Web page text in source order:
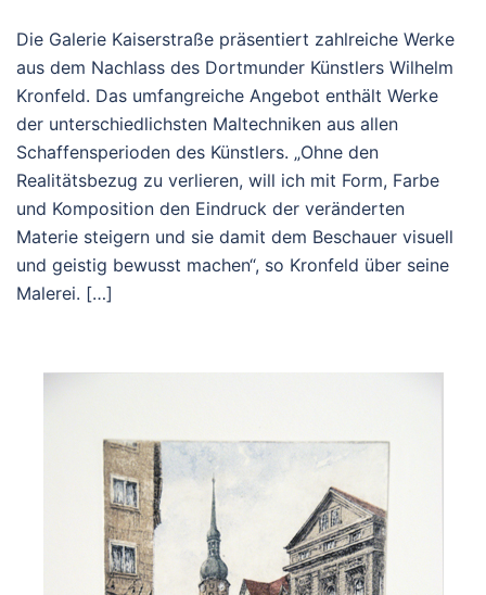
Die Galerie Kaiserstraße präsentiert zahlreiche Werke
aus dem Nachlass des Dortmunder Künstlers Wilhelm
Kronfeld. Das umfangreiche Angebot enthält Werke
der unterschiedlichsten Maltechniken aus allen
Schaffensperioden des Künstlers. „Ohne den
Realitätsbezug zu verlieren, will ich mit Form, Farbe
und Komposition den Eindruck der veränderten
Materie steigern und sie damit dem Beschauer visuell
und geistig bewusst machen“, so Kronfeld über seine
Malerei. […]